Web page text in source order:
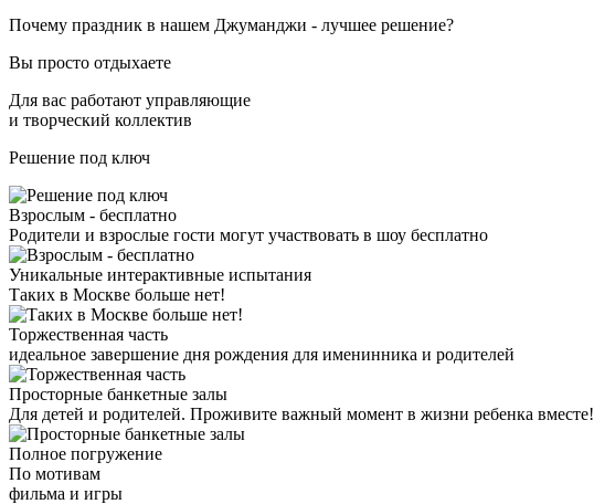
Почему праздник в нашем Джуманджи - лучшее решение?
Вы просто отдыхаете
Для вас работают управляющие
и творческий коллектив
Решение под ключ
Взрослым - бесплатно
Родители и взрослые гости могут участвовать в шоу бесплатно
Уникальные интерактивные испытания
Таких в Москве больше нет!
Торжественная часть
идеальное завершение дня рождения для именинника и родителей
Просторные банкетные залы
Для детей и родителей. Проживите важный момент в жизни ребенка вместе!
Полное погружение
По мотивам
фильма и игры